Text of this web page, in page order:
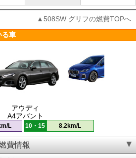
▲508SW グリフの燃費TOPへ
る車
アウディ
A4アバント
L 10・15 8.2km/L
費情報